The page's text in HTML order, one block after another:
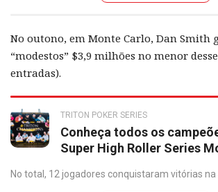
No outono, em Monte Carlo, Dan Smith
“modestos” $3,9 milhões no menor
entradas).
TRITON POKER SERIES
Conheça todos os
Super High Roller Series
No total, 12 jogadores conquistaram vitórias na